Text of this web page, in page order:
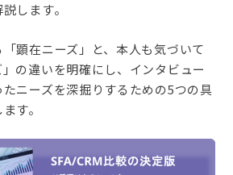
します。
顕在ニーズ」と、本人も気づいて
の違いを明確にし、インタビュー
ニーズを深掘りするための5つの具
す。